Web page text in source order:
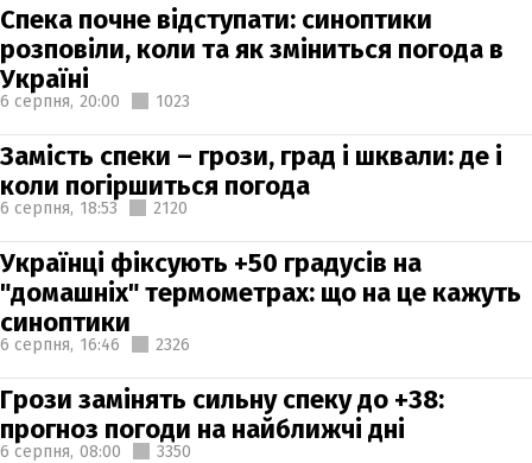
Спека почне відступати: синоптики
розповіли, коли та як зміниться погода в
Україні
6 серпня, 20:00 1023
Замість спеки – грози, град і шквали: де і
коли погіршиться погода
6 серпня, 18:53 2120
Українці фіксують +50 градусів на
"домашніх" термометрах: що на це кажуть
синоптики
6 серпня, 16:46 2326
Грози замінять сильну спеку до +38:
прогноз погоди на найближчі дні
6 серпня, 08:00 3350